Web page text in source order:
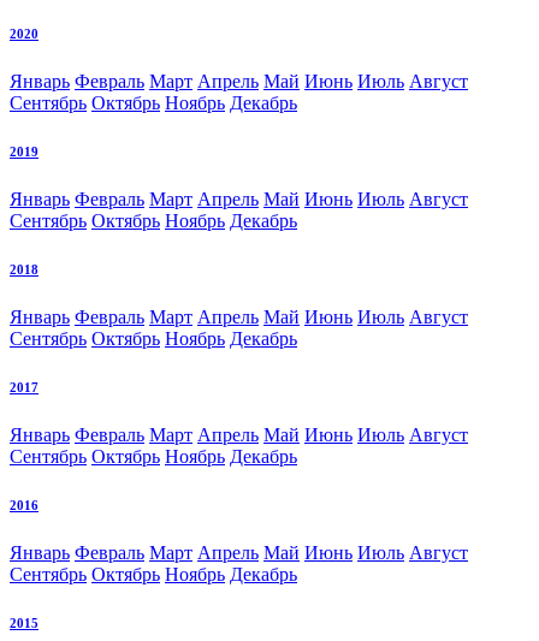
2020
Январь Февраль Март Апрель Май Июнь Июль Август
Сентябрь Октябрь Ноябрь Декабрь
2019
Январь Февраль Март Апрель Май Июнь Июль Август
Сентябрь Октябрь Ноябрь Декабрь
2018
Январь Февраль Март Апрель Май Июнь Июль Август
Сентябрь Октябрь Ноябрь Декабрь
2017
Январь Февраль Март Апрель Май Июнь Июль Август
Сентябрь Октябрь Ноябрь Декабрь
2016
Январь Февраль Март Апрель Май Июнь Июль Август
Сентябрь Октябрь Ноябрь Декабрь
2015